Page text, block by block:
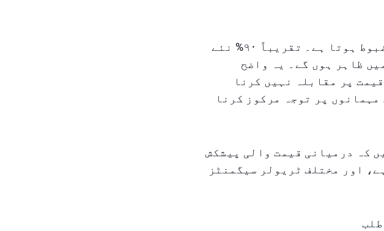
یہ رجحان تبدیل نہیں ہوتا، بلکہ مزید مضبوط ہوتا ہے۔ تقریباً ۹۰% نئے
ظاہر ہوں گے۔ یہ واضح
پر مقابلہ نہیں کرنا
پر توجہ مرکوز کرنا
کہ درمیانی قیمت والی پیشکش
اور مختلف ٹریولر سیگمنٹز